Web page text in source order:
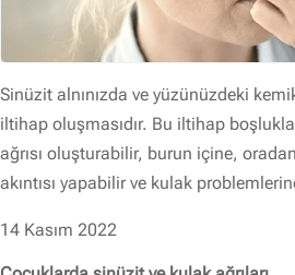
Sinüzit alnınızda ve yüzünüzdeki
iltihap oluşmasıdır. Bu iltihap
ağrısı oluşturabilir, burun içine,
akıntısı yapabilir ve kulak
14 Kasım 2022